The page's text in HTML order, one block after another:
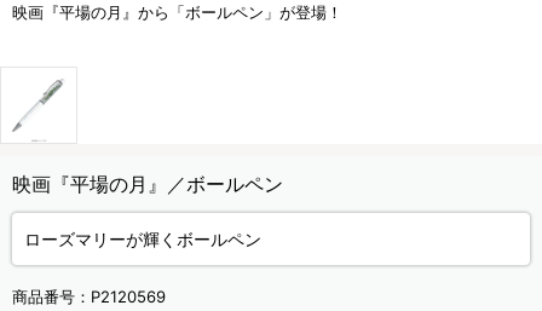
映画『平場の月』から「ボールペン」が登場！
映画『平場の月』／ボールペン
ローズマリーが輝くボールペン
商品番号： P2120569